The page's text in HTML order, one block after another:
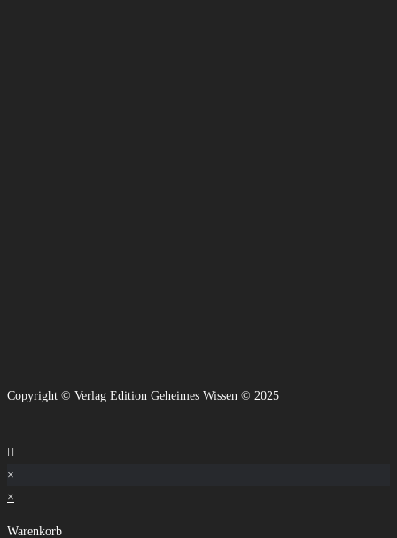
Copyright © Verlag Edition Geheimes Wissen © 2025
×
×
Warenkorb